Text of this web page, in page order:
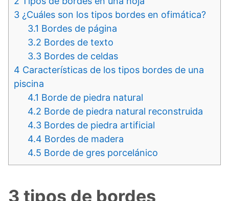
3 ¿Cuáles son los tipos bordes en ofimática?
3.1 Bordes de página
3.2 Bordes de texto
3.3 Bordes de celdas
4 Características de los tipos bordes de una
piscina
4.1 Borde de piedra natural
4.2 Borde de piedra natural reconstruida
4.3 Bordes de piedra artificial
4.4 Bordes de madera
4.5 Borde de gres porcelánico
3 tipos de bordes